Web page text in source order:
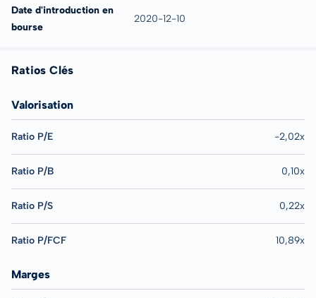
Date d'introduction en
bourse
2020-12-10
Ratios Clés
Valorisation
Ratio P/E -2,02x
Ratio P/B 0,10x
Ratio P/S 0,22x
Ratio P/FCF 10,89x
Marges